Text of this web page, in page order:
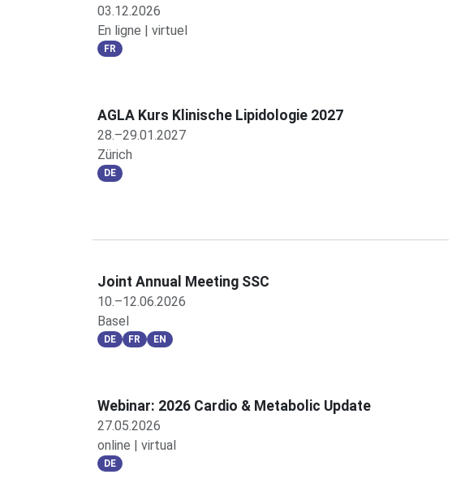
03.12.2026
En ligne | virtuel
FR
AGLA Kurs Klinische Lipidologie 2027
28.–29.01.2027
Zürich
DE
Joint Annual Meeting SSC
10.–12.06.2026
Basel
DE FR EN
Webinar: 2026 Cardio & Metabolic Update
27.05.2026
online | virtual
DE